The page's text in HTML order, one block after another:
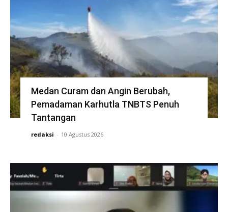
Medan Curam dan Angin Berubah,
Pemadaman Karhutla TNBTS Penuh
Tantangan
redaksi - 10 Agustus 2026